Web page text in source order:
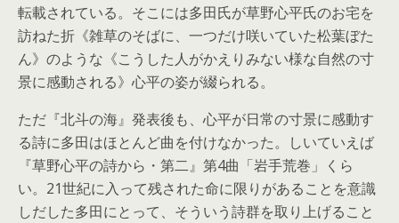
転載されている。そこには多田氏が草野心平氏のお宅を
訪ねた折《雑草のそばに、一つだけ咲いていた松葉ぼた
ん》のような《こうした人がかえりみない様な自然の寸
景に感動される》心平の姿が綴られる。
ただ『北斗の海』発表後も、心平が日常の寸景に感動す
る詩に多田はほとんど曲を付けなかった。しいていえば
『草野心平の詩から・第二』第4曲「岩手荒巻」くら
い。21世紀に入って残された命に限りがあることを意識
しだした多田にとって、そういう詩群を取り上げること